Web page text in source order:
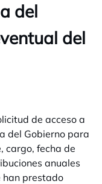
del
del
de acceso a
del Gobierno para
cargo, fecha de
anuales
han prestado